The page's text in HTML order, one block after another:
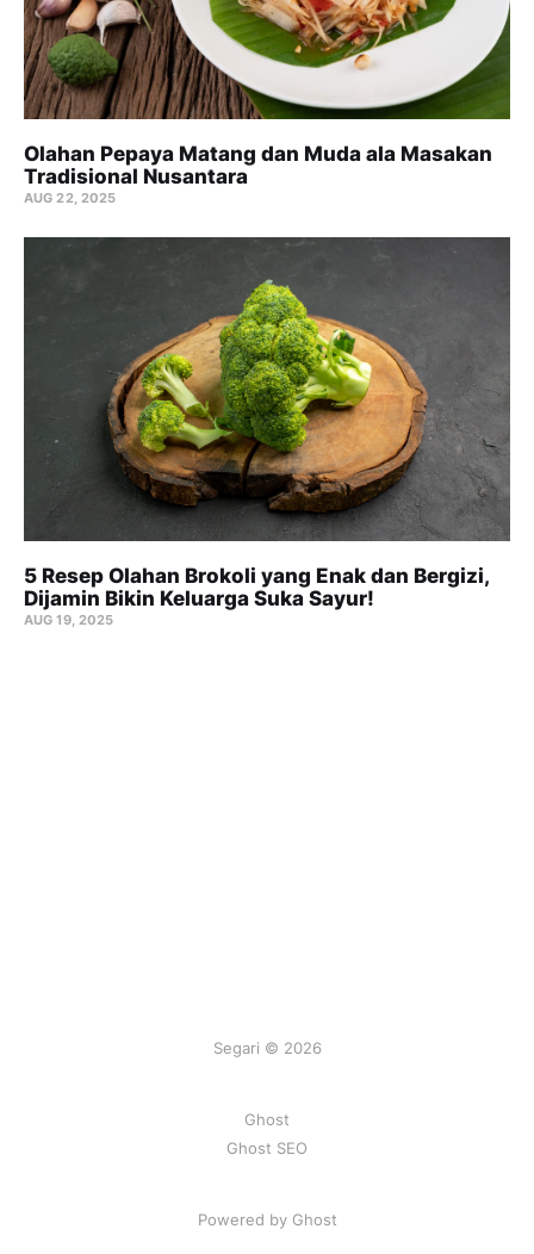
Olahan Pepaya Matang dan Muda ala Masakan
Tradisional Nusantara
AUG 22, 2025
5 Resep Olahan Brokoli yang Enak dan Bergizi,
Dijamin Bikin Keluarga Suka Sayur!
AUG 19, 2025
Segari © 2026
Ghost
Ghost SEO
Powered by Ghost